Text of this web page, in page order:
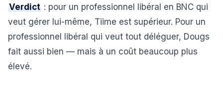
Verdict : pour un professionnel libéral en BNC qui
veut gérer lui-même, Tiime est supérieur. Pour un
professionnel libéral qui veut tout déléguer, Dougs
fait aussi bien — mais à un coût beaucoup plus
élevé.